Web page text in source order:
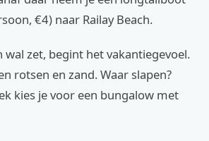
€4) naar Railay Beach.
wal zet, begint het vakantiegevoel.
rotsen en zand. Waar slapen?
kies je voor een bungalow met